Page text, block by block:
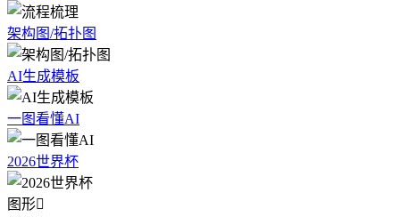
架构图/拓扑图
AI生成模板
一图看懂AI
2026世界杯
图形